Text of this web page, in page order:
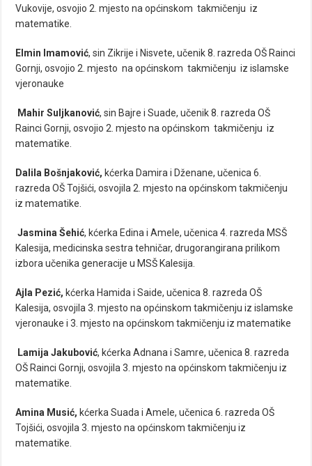
Vukovije, osvojio 2. mjesto na općinskom takmičenju iz
matematike.
Elmin Imamović, sin Zikrije i Nisvete, učenik 8. razreda OŠ Rainci
Gornji, osvojio 2. mjesto na općinskom takmičenju iz islamske
vjeronauke
Mahir Suljkanović, sin Bajre i Suade, učenik 8. razreda OŠ
Rainci Gornji, osvojio 2. mjesto na općinskom takmičenju iz
matematike.
Dalila Bošnjaković, kćerka Damira i Dženane, učenica 6.
razreda OŠ Tojšići, osvojila 2. mjesto na općinskom takmičenju
iz matematike.
Jasmina Šehić, kćerka Edina i Amele, učenica 4. razreda MSŠ
Kalesija, medicinska sestra tehničar, drugorangirana prilikom
izbora učenika generacije u MSŠ Kalesija.
Ajla Pezić, kćerka Hamida i Saide, učenica 8. razreda OŠ
Kalesija, osvojila 3. mjesto na općinskom takmičenju iz islamske
vjeronauke i 3. mjesto na općinskom takmičenju iz matematike
Lamija Jakubović, kćerka Adnana i Samre, učenica 8. razreda
OŠ Rainci Gornji, osvojila 3. mjesto na općinskom takmičenju iz
matematike.
Amina Musić, kćerka Suada i Amele, učenica 6. razreda OŠ
Tojšići, osvojila 3. mjesto na općinskom takmičenju iz
matematike.